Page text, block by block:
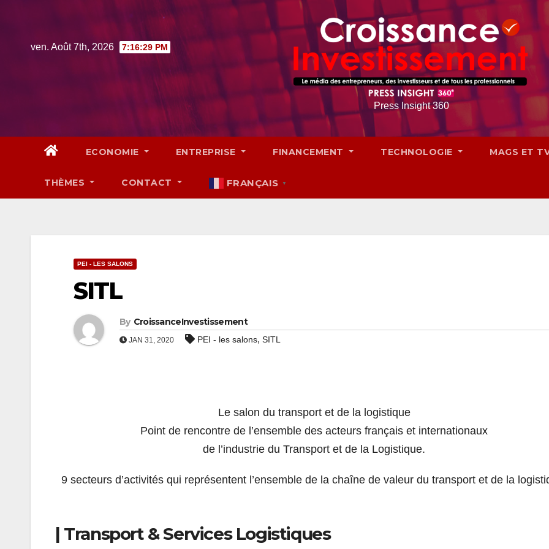
contentven. Août 7th, 2026 7:16:30 PM
Press Insight 360
ECONOMIE ENTREPRISE FINANCEMENT TECHNOLOGIE MAGS ET
THÈMES CONTACT FRANÇAIS ▼
PEI - LES SALONS
SITL
By CroissanceInvestissement
JAN 31, 2020 PEI - les salons, SITL
Le salon du transport et de la logistique
Point de rencontre de l’ensemble des acteurs français et internationaux
de l’industrie du Transport et de la Logistique.
9 secteurs d’activités qui représentent l’ensemble de la chaîne de valeur du transport et de la
| Transport & Services Logistiques